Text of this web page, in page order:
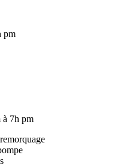
pm
à 7h pm